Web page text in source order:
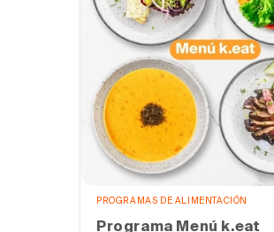
PROGRAMAS DE ALIMENTACIÓN
Programa Menú k.eat